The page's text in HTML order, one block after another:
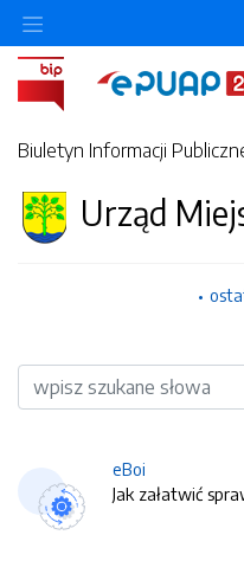
Biuletyn Informacji
Urząd
Wyszukiwarka
eBoi
Jak załatwić